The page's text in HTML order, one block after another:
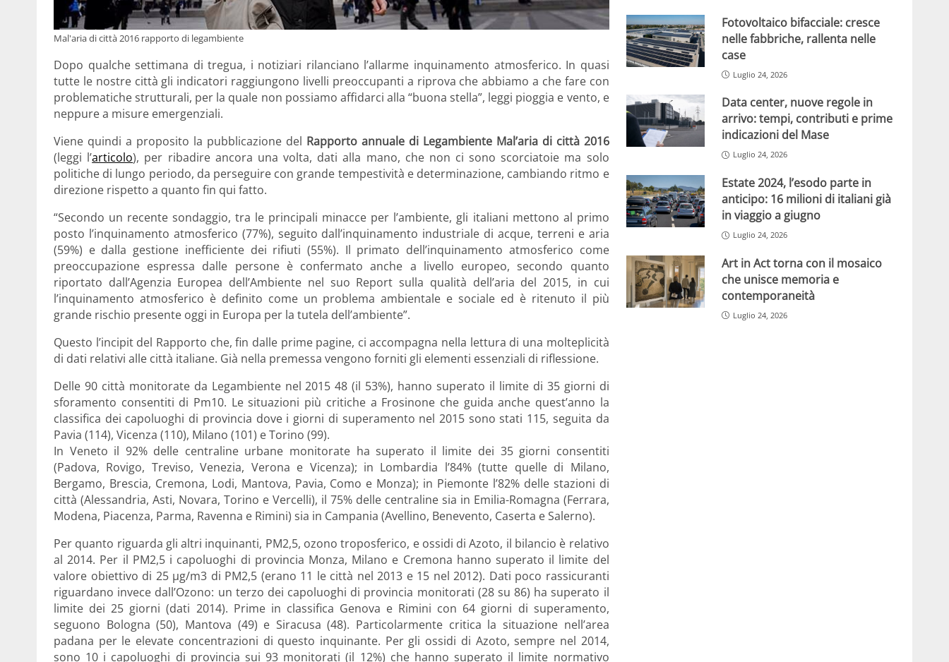
Mal'aria di città 2016 rapporto di legambiente
Dopo qualche settimana di tregua, i notiziari rilanciano l’allarme inquinamento atmosferico. In quasi
tutte le nostre città gli indicatori raggiungono livelli preoccupanti a riprova che abbiamo a che fare con
problematiche strutturali, per la quale non possiamo affidarci alla “buona stella”, leggi pioggia e vento, e
neppure a misure emergenziali.
Viene quindi a proposito la pubblicazione del Rapporto annuale di Legambiente Mal’aria di città 2016
(leggi l’articolo), per ribadire ancora una volta, dati alla mano, che non ci sono scorciatoie ma solo
politiche di lungo periodo, da perseguire con grande tempestività e determinazione, cambiando ritmo e
direzione rispetto a quanto fin qui fatto.
“Secondo un recente sondaggio, tra le principali minacce per l’ambiente, gli italiani mettono al primo
posto l’inquinamento atmosferico (77%), seguito dall’inquinamento industriale di acque, terreni e aria
(59%) e dalla gestione inefficiente dei rifiuti (55%). Il primato dell’inquinamento atmosferico come
preoccupazione espressa dalle persone è confermato anche a livello europeo, secondo quanto
riportato dall’Agenzia Europea dell’Ambiente nel suo Report sulla qualità dell’aria del 2015, in cui
l’inquinamento atmosferico è definito come un problema ambientale e sociale ed è ritenuto il più
grande rischio presente oggi in Europa per la tutela dell’ambiente”.
Questo l’incipit del Rapporto che, fin dalle prime pagine, ci accompagna nella lettura di una molteplicità
di dati relativi alle città italiane. Già nella premessa vengono forniti gli elementi essenziali di riflessione.
Delle 90 città monitorate da Legambiente nel 2015 48 (il 53%), hanno superato il limite di 35 giorni di
sforamento consentiti di Pm10. Le situazioni più critiche a Frosinone che guida anche quest’anno la
classifica dei capoluoghi di provincia dove i giorni di superamento nel 2015 sono stati 115, seguita da
Pavia (114), Vicenza (110), Milano (101) e Torino (99).
In Veneto il 92% delle centraline urbane monitorate ha superato il limite dei 35 giorni consentiti
(Padova, Rovigo, Treviso, Venezia, Verona e Vicenza); in Lombardia l’84% (tutte quelle di Milano,
Bergamo, Brescia, Cremona, Lodi, Mantova, Pavia, Como e Monza); in Piemonte l’82% delle stazioni di
città (Alessandria, Asti, Novara, Torino e Vercelli), il 75% delle centraline sia in Emilia-Romagna (Ferrara,
Modena, Piacenza, Parma, Ravenna e Rimini) sia in Campania (Avellino, Benevento, Caserta e Salerno).
Per quanto riguarda gli altri inquinanti, PM2,5, ozono troposferico, e ossidi di Azoto, il bilancio è relativo
al 2014. Per il PM2,5 i capoluoghi di provincia Monza, Milano e Cremona hanno superato il limite del
valore obiettivo di 25 µg/m3 di PM2,5 (erano 11 le città nel 2013 e 15 nel 2012). Dati poco rassicuranti
riguardano invece dall’Ozono: un terzo dei capoluoghi di provincia monitorati (28 su 86) ha superato il
limite dei 25 giorni (dati 2014). Prime in classifica Genova e Rimini con 64 giorni di superamento,
seguono Bologna (50), Mantova (49) e Siracusa (48). Particolarmente critica la situazione nell’area
padana per le elevate concentrazioni di questo inquinante. Per gli ossidi di Azoto, sempre nel 2014,
sono 10 i capoluoghi di provincia sui 93 monitorati (il 12%) che hanno superato il limite normativo
Fotovoltaico bifacciale: cresce
nelle fabbriche, rallenta nelle
case
Luglio 24, 2026
Data center, nuove regole in
arrivo: tempi, contributi e prime
indicazioni del Mase
Luglio 24, 2026
Estate 2024, l’esodo parte in
anticipo: 16 milioni di italiani già
in viaggio a giugno
Luglio 24, 2026
Art in Act torna con il mosaico
che unisce memoria e
contemporaneità
Luglio 24, 2026